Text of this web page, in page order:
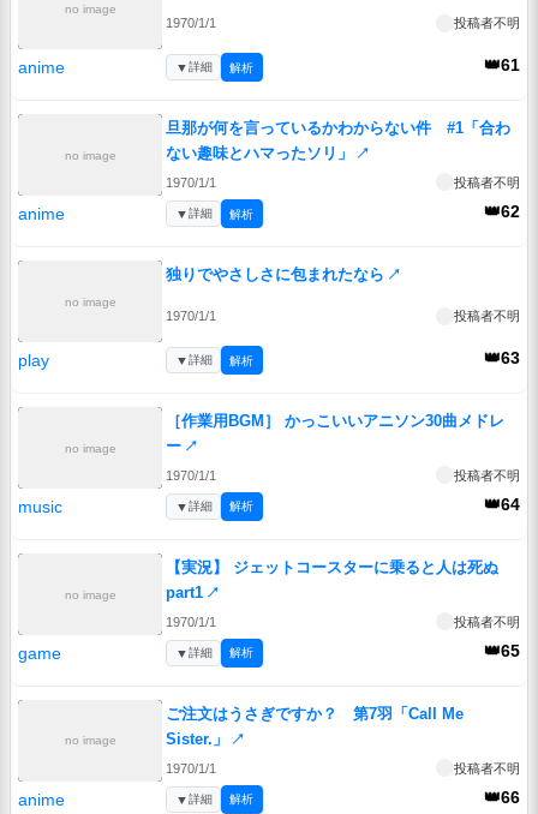
no image
1970/1/1 投稿者不明
anime 👑61
▼詳細 解析
no image
旦那が何を言っているかわからない件 #1「合わ
ない趣味とハマったソリ」
↗
1970/1/1 投稿者不明
anime 👑62
▼詳細 解析
no image
独りでやさしさに包まれたなら ↗
1970/1/1 投稿者不明
play 👑63
▼詳細 解析
no image
［作業用BGM］ かっこいいアニソン30曲メドレ
ー ↗
1970/1/1 投稿者不明
music 👑64
▼詳細 解析
no image
【実況】 ジェットコースターに乗ると人は死ぬ
part1 ↗
1970/1/1 投稿者不明
game 👑65
▼詳細 解析
no image
ご注文はうさぎですか？ 第7羽「Call Me
Sister.」
↗
1970/1/1 投稿者不明
anime 👑66
▼詳細 解析